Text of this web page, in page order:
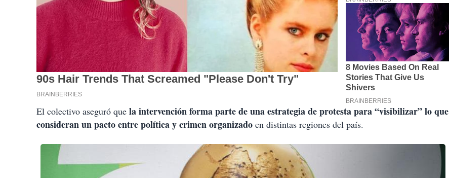
El colectivo aseguró que la intervención forma parte de una estrategia de protesta para “visibilizar” lo que
consideran un pacto entre política y crimen organizado en distintas regiones del país.